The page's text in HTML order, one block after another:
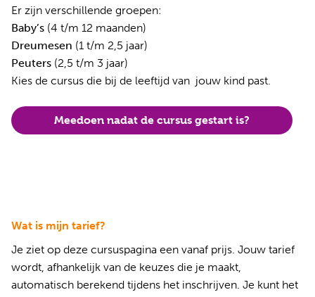
Er zijn verschillende groepen:
Baby’s (4 t/m 12 maanden)
Dreumesen (1 t/m 2,5 jaar)
Peuters (2,5 t/m 3 jaar)
Kies de cursus die bij de leeftijd van jouw kind past.
Meedoen nadat de cursus gestart is?
Wat is mijn tarief?
Je ziet op deze cursuspagina een vanaf prijs. Jouw tarief
wordt, afhankelijk van de keuzes die je maakt,
automatisch berekend tijdens het inschrijven. Je kunt het